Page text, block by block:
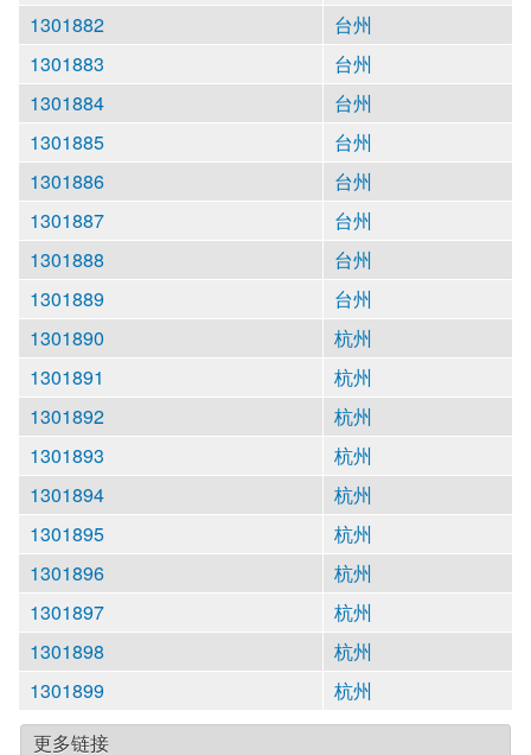
1301882
台州
1301883
台州
1301884
台州
1301885
台州
1301886
台州
1301887
台州
1301888
台州
1301889
台州
1301890
杭州
1301891
杭州
1301892
杭州
1301893
杭州
1301894
杭州
1301895
杭州
1301896
杭州
1301897
杭州
1301898
杭州
1301899
杭州
更多链接